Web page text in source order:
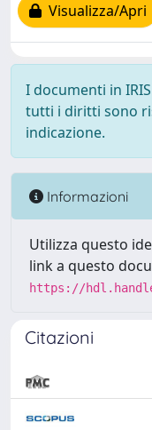
Visualizza/Apri
I documenti in
tutti i diritti sono
indicazione.
Informazioni
Utilizza questo
link a questo
https://
Citazioni